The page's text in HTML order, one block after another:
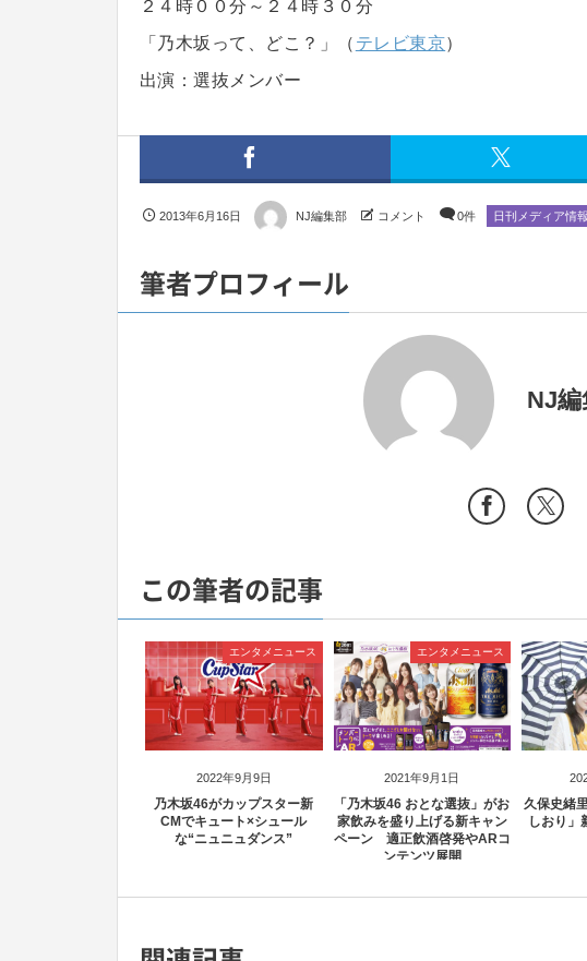
２４時００分～２４時３０分
「乃木坂って、どこ？」（ テレビ東京）
出演：選抜メンバー
2013年6月16日 NJ編集部 コメント 0件 日刊メディア情報
筆者プロフィール
NJ
この筆者の記事
2022年9月9日
エンタメニュース
乃木坂46がカップスター新
CMでキュート×シュール
な“ニュニュダンス”
2021年9月1日
エンタメニュース
「乃木坂46 おとな選抜」がお
家飲みを盛り上げる新キャン
ペーン 適正飲酒啓発やARコ
ンテンツ展開
久保史緒
しおり」